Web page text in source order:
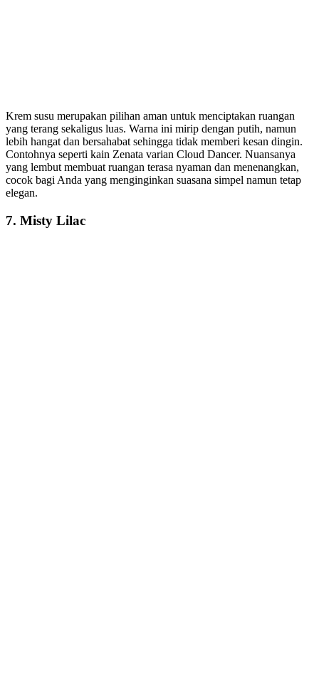
Krem susu merupakan pilihan aman untuk menciptakan ruangan
yang terang sekaligus luas. Warna ini mirip dengan putih, namun
lebih hangat dan bersahabat sehingga tidak memberi kesan dingin.
Contohnya seperti kain Zenata varian Cloud Dancer. Nuansanya
yang lembut membuat ruangan terasa nyaman dan menenangkan,
cocok bagi Anda yang menginginkan suasana simpel namun tetap
elegan.
7. Misty Lilac